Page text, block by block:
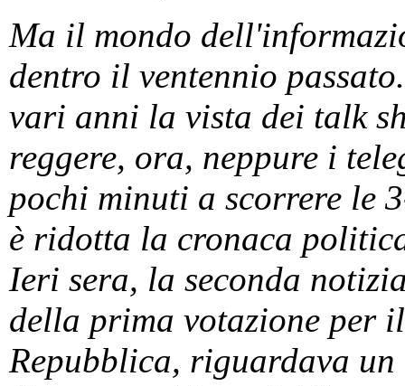
Ma il mondo
dentro il ventennio
vari anni la vista dei talk
reggere, ora, neppure i
pochi minuti a scorrere le
è ridotta la cronaca
Ieri sera, la seconda
della prima votazione per
Repubblica, riguardava